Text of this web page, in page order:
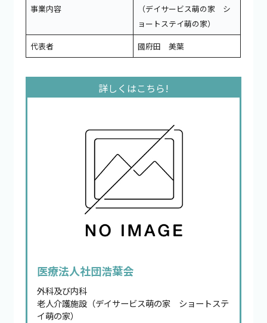
事業内容
（デイサービス萌の家 シ
ョートステイ萌の家）
代表者
國府田 美葉
医療法人社団浩葉会
外科及び内科
老人介護施設（デイサービス萌の家 ショートステ
イ萌の家）